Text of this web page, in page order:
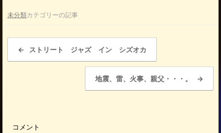
c
e
b
未分類カテゴリーの記事
投稿ナビゲーション
← ストリート ジャズ イン シズオカ
地震、雷、火事、親父・・・。 →
コメント